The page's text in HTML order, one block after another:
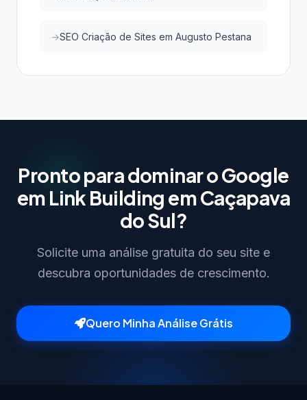
SEO Criação de Sites em Augusto Pestana
Pronto para dominar o Google
em Link Building em Caçapava
do Sul?
Solicite uma análise gratuita do seu site e
descubra oportunidades de crescimento.
Quero Minha Análise Grátis